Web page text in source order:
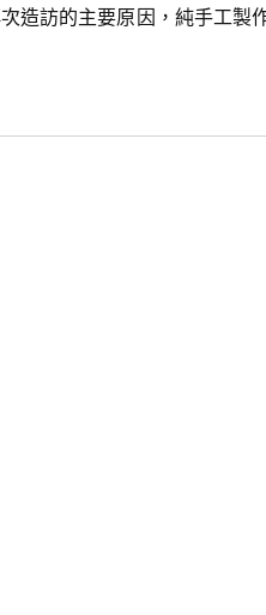
造訪的主要原因，純手工製